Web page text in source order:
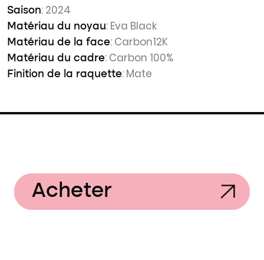
Saison: 2024
Matériau du noyau: Eva Black
Matériau de la face: Carbon12K
Matériau du cadre: Carbon 100%
Finition de la raquette: Mate
Acheter